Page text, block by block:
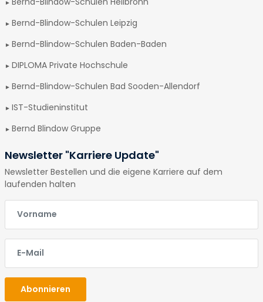
Bernd-Blindow-Schulen Leipzig
Bernd-Blindow-Schulen Baden-Baden
DIPLOMA Private Hochschule
Bernd-Blindow-Schulen Bad Sooden-Allendorf
IST-Studieninstitut
Bernd Blindow Gruppe
Newsletter "Karriere Update"
Newsletter Bestellen und die eigene Karriere auf dem
laufenden halten
E-Mail
E-Mail
Abonnieren